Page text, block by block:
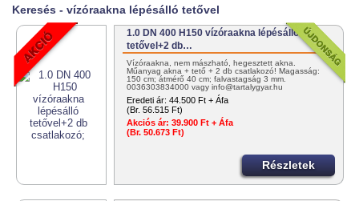
Keresés - vízóraakna lépésálló tetővel
1.0 DN 400 H150 vízóraakna lépésálló
tetővel+2 db…
Vízóraakna, nem mászható, hegesztett akna.
Műanyag akna + tető + 2 db csatlakozó! Magasság:
150 cm; átmérő 40 cm; falvastagság 3 mm.
0036303834000 vagy info@tartalygyar.hu
Eredeti ár: 44.500 Ft + Áfa
(Br. 56.515 Ft)
Akciós ár: 39.900 Ft + Áfa
(Br. 50.673 Ft)
Részletek